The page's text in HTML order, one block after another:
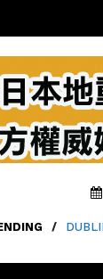
/
/ NEWSOM週五